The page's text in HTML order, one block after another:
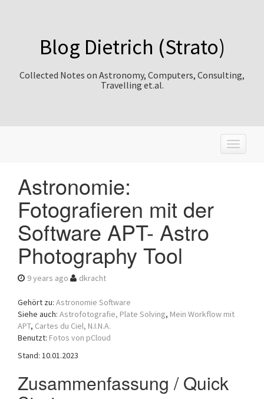
Blog Dietrich (Strato)
Collected Notes on Astronomy, Computers, Consulting,
Travelling et.al.
T
o
o
Astronomie:
Fotografieren mit der
Software APT- Astro
Photography Tool
9 years ago dkracht
Gehört zu: Astronomie Software
Siehe auch: Astrofotografie, Plate Solving, Mein Workflow mit
APT, Cartes du Ciel, N.I.N.A.
Benutzt: Fotos von pCloud
Stand: 10.01.2023
Zusammenfassung / Quick